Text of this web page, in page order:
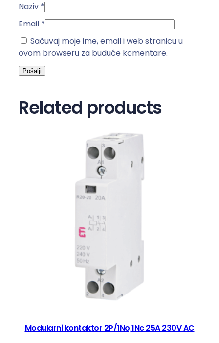
3
C
o
l
i
n
Naziv *
Email *
Sačuvaj moje ime, email i web stranicu u
ovom browseru za buduće komentare.
Related products
Modularni kontaktor 2P/1No,1Nc 25A 230V AC